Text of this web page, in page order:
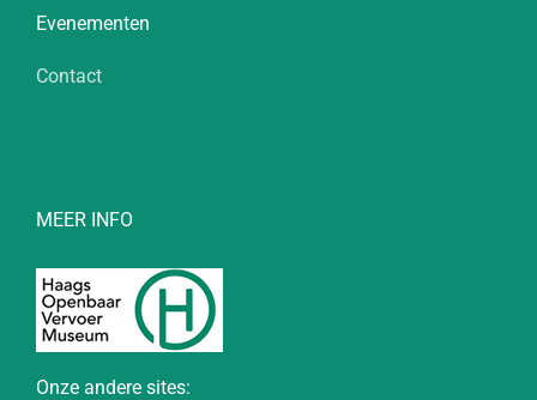
Evenementen
Contact
MEER INFO
Onze andere sites: